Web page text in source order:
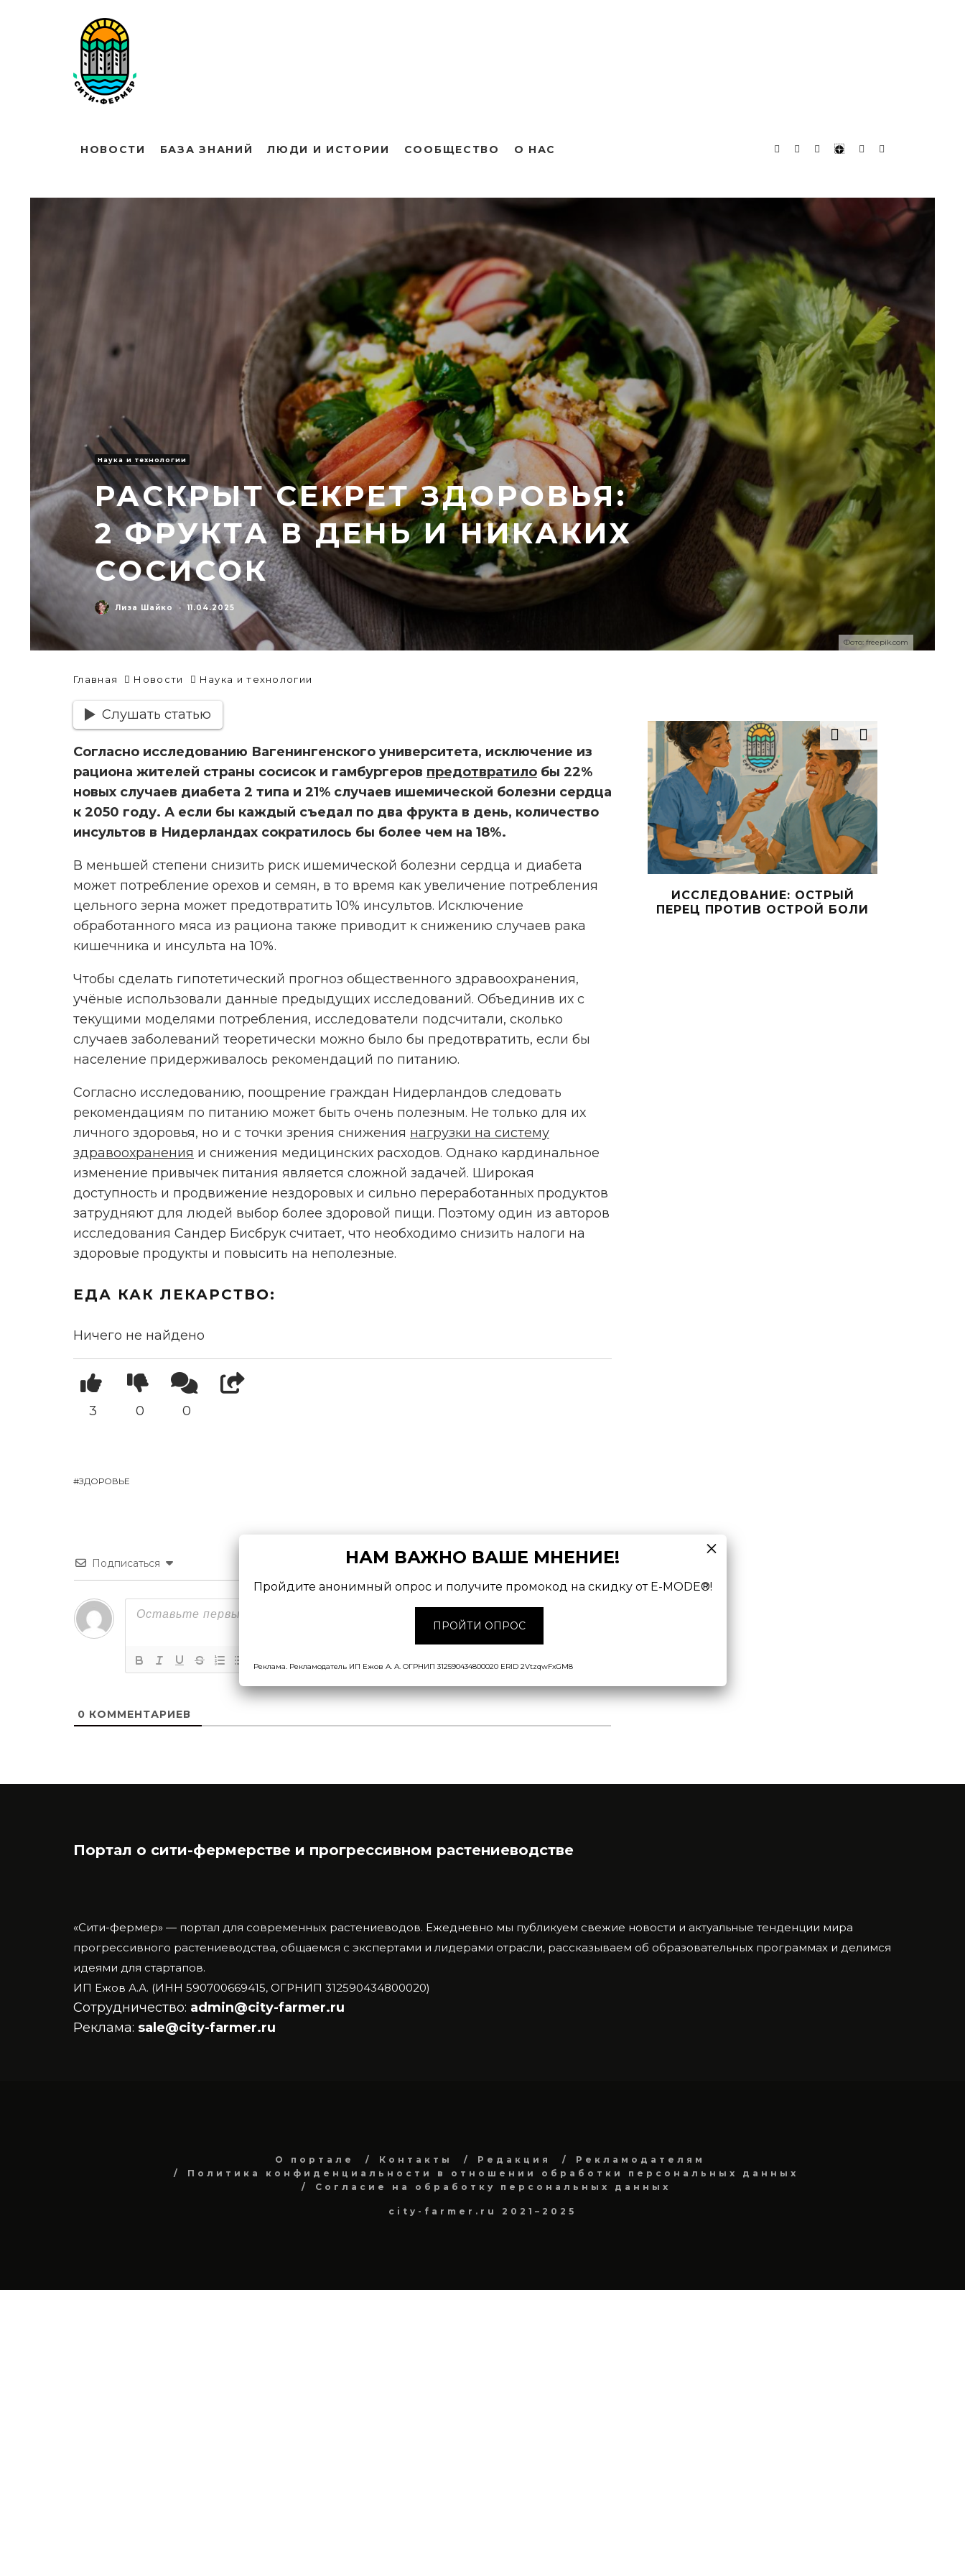
НОВОСТИ БАЗА ЗНАНИЙ ЛЮДИ И ИСТОРИИ СООБЩЕСТВО О НАС
Фото: freepik.com
Наука и технологии
РАСКРЫТ СЕКРЕТ ЗДОРОВЬЯ:
2 ФРУКТА В ДЕНЬ И НИКАКИХ
СОСИСОК
Лиза Шайко · 11.04.2025
Главная Новости Наука и технологии
Слушать статью
Согласно исследованию Вагенингенского университета, исключение из
рациона жителей страны сосисок и гамбургеров предотвратило бы 22%
новых случаев диабета 2 типа и 21% случаев ишемической болезни сердца
к 2050 году. А если бы каждый съедал по два фрукта в день, количество
инсультов в Нидерландах сократилось бы более чем на 18%.
В меньшей степени снизить риск ишемической болезни сердца и диабета
может потребление орехов и семян, в то время как увеличение потребления
цельного зерна может предотвратить 10% инсультов. Исключение
обработанного мяса из рациона также приводит к снижению случаев рака
кишечника и инсульта на 10%.
Чтобы сделать гипотетический прогноз общественного здравоохранения,
учёные использовали данные предыдущих исследований. Объединив их с
текущими моделями потребления, исследователи подсчитали, сколько
случаев заболеваний теоретически можно было бы предотвратить, если бы
население придерживалось рекомендаций по питанию.
Согласно исследованию, поощрение граждан Нидерландов следовать
рекомендациям по питанию может быть очень полезным. Не только для их
личного здоровья, но и с точки зрения снижения нагрузки на систему
здравоохранения и снижения медицинских расходов. Однако кардинальное
изменение привычек питания является сложной задачей. Широкая
доступность и продвижение нездоровых и сильно переработанных продуктов
затрудняют для людей выбор более здоровой пищи. Поэтому один из авторов
исследования Сандер Бисбрук считает, что необходимо снизить налоги на
здоровые продукты и повысить на неполезные.
ЕДА КАК ЛЕКАРСТВО:
Ничего не найдено
3 0 0
ЗДОРОВЬЕ
Подписаться Войти через авторизуйтесь
0 КОММЕНТАРИЕВ
ИССЛЕДОВАНИЕ: ОСТРЫЙ
ПЕРЕЦ ПРОТИВ ОСТРОЙ БОЛИ
Портал о сити-фермерстве и прогрессивном растениеводстве
«Сити-фермер» — портал для современных растениеводов. Ежедневно мы публикуем свежие новости и актуальные тенденции мира
прогрессивного растениеводства, общаемся с экспертами и лидерами отрасли, рассказываем об образовательных программах и делимся
идеями для стартапов.
ИП Ежов А.А. (ИНН 590700669415, ОГРНИП 312590434800020)
Сотрудничество: admin@city-farmer.ru
Реклама: sale@city-farmer.ru
О портале Контакты Редакция
Рекламодателям
Политика конфиденциальности в отношении обработки персональных данных
Согласие на обработку персональных данных
city-farmer.ru 2021–2025
НАМ ВАЖНО ВАШЕ МНЕНИЕ!
Пройдите анонимный опрос и получите промокод на скидку от E-MODE®!
ПРОЙТИ ОПРОС
Реклама. Рекламодатель ИП Ежов А. А. ОГРНИП 312590434800020 ERID 2VtzqwFxGM8